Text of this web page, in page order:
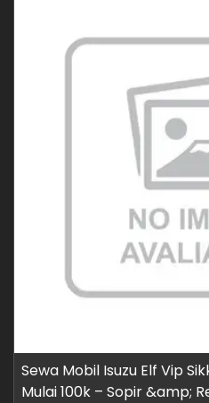
Sewa Mobil Isuzu Elf Vip
Mulai 100k – Sopir &amp;